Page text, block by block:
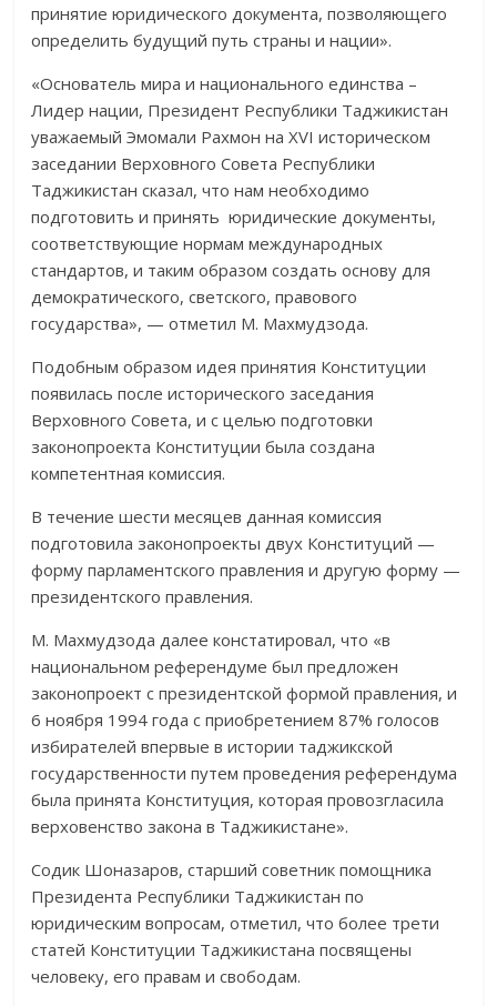
принятие юридического документа, позволяющего
определить будущий путь страны и нации».
«Основатель мира и национального единства –
Лидер нации, Президент Республики Таджикистан
уважаемый Эмомали Рахмон на XVI историческом
заседании Верховного Совета Республики
Таджикистан сказал, что нам необходимо
подготовить и принять юридические документы,
соответствующие нормам международных
стандартов, и таким образом создать основу для
демократического, светского, правового
государства», — отметил М. Махмудзода.
Подобным образом идея принятия Конституции
появилась после исторического заседания
Верховного Совета, и с целью подготовки
законопроекта Конституции была создана
компетентная комиссия.
В течение шести месяцев данная комиссия
подготовила законопроекты двух Конституций —
форму парламентского правления и другую форму —
президентского правления.
М. Махмудзода далее констатировал, что «в
национальном референдуме был предложен
законопроект с президентской формой правления, и
6 ноября 1994 года с приобретением 87% голосов
избирателей впервые в истории таджикской
государственности путем проведения референдума
была принята Конституция, которая провозгласила
верховенство закона в Таджикистане».
Содик Шоназаров, старший советник помощника
Президента Республики Таджикистан по
юридическим вопросам, отметил, что более трети
статей Конституции Таджикистана посвящены
человеку, его правам и свободам.